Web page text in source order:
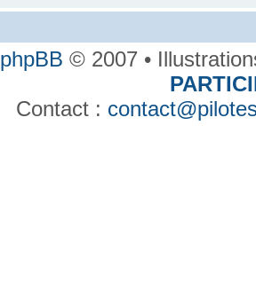
phpBB © 2007 •
Contact :